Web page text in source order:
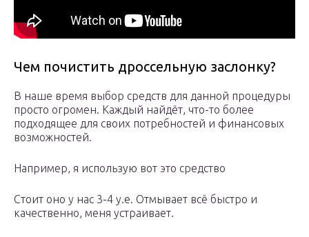
Чем почистить дроссельную заслонку?
В наше время выбор средств для данной процедуры
просто огромен. Каждый найдёт, что-то более
подходящее для своих потребностей и финансовых
возможностей.
Например, я использую вот это средство
Стоит оно у нас 3-4 у.е. Отмывает всё быстро и
качественно, меня устраивает.